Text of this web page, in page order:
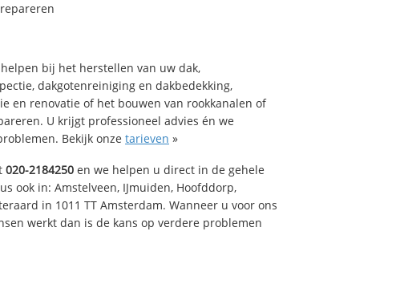
bij het herstellen van uw dak,
dakgotenreiniging en dakbedekking,
en renovatie of het bouwen van rookkanalen of
U krijgt professioneel advies én we
Bekijk onze tarieven »
020-2184250 en we helpen u direct in de gehele
ook in: Amstelveen, IJmuiden, Hoofddorp,
in 1011 TT Amsterdam. Wanneer u voor ons
werkt dan is de kans op verdere problemen